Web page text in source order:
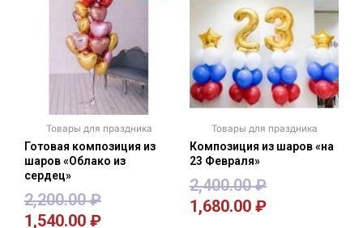
Товары для праздника
Готовая композиция из
шаров «Облако из
сердец»
2,200.00₽
1,540.00 ₽
Товары для праздника
Композиция из шаров «на
23 Февраля»
2,400.00₽
1,680.00 ₽